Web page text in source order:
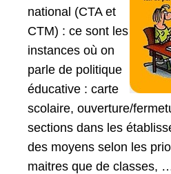
national (CTA et
CTM) : ce sont les
instances où on
parle de politique
éducative : carte
scolaire, ouverture/
sections dans les
des moyens selon les
maitres que de classes,